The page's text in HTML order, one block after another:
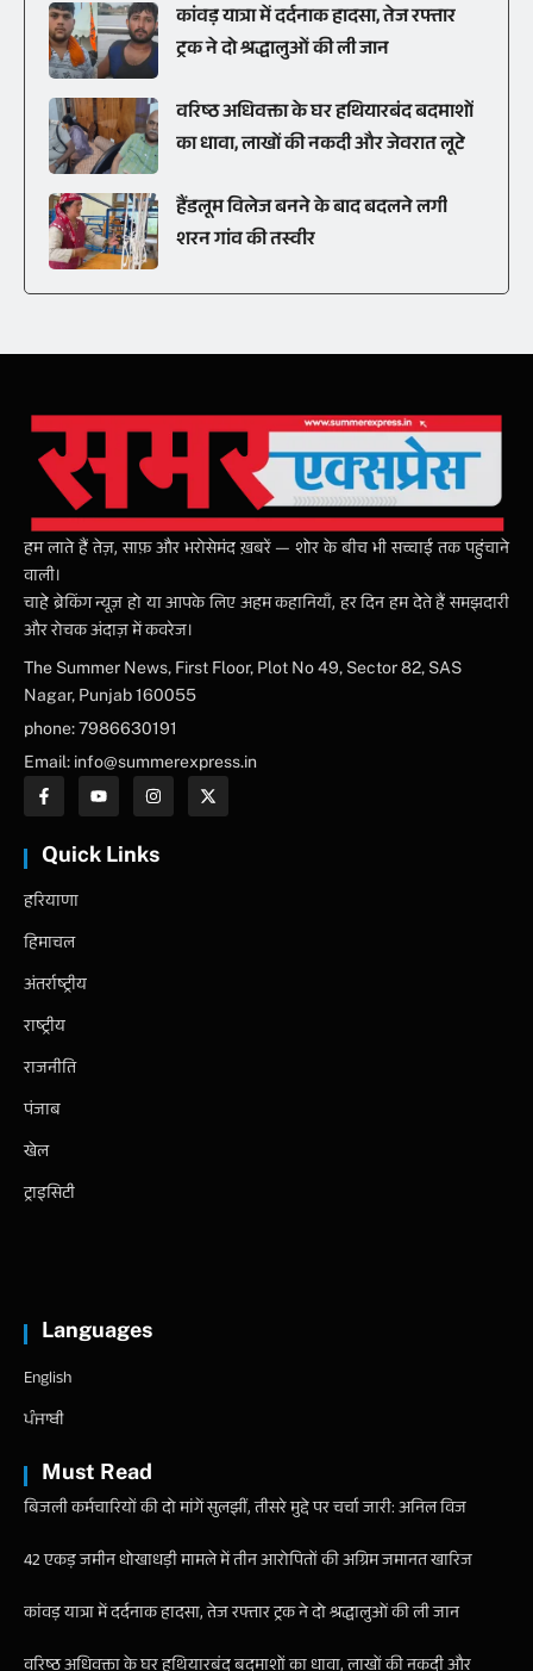
कांवड़ यात्रा में दर्दनाक हादसा, तेज रफ्तार
ट्रक ने दो श्रद्धालुओं की ली जान
वरिष्ठ अधिवक्ता के घर हथियारबंद बदमाशों
का धावा, लाखों की नकदी और जेवरात लूटे
हैंडलूम विलेज बनने के बाद बदलने लगी
शरन गांव की तस्वीर
हम लाते हैं तेज़, साफ़ और भरोसेमंद ख़बरें — शोर के बीच भी सच्चाई तक पहुंचाने
वाली।
चाहे ब्रेकिंग न्यूज़ हो या आपके लिए अहम कहानियाँ, हर दिन हम देते हैं समझदारी
और रोचक अंदाज़ में कवरेज।
The Summer News, First Floor, Plot No 49, Sector 82, SAS
Nagar, Punjab 160055
phone: 7986630191
Email: info@summerexpress.in
Quick Links
हरियाणा
हिमाचल
अंतर्राष्ट्रीय
राष्ट्रीय
राजनीति
पंजाब
खेल
ट्राइसिटी
Languages
English
ਪੰਜਾਬੀ
Must Read
बिजली कर्मचारियों की दो मांगें सुलझीं, तीसरे मुद्दे पर चर्चा जारी: अनिल विज
42 एकड़ जमीन धोखाधड़ी मामले में तीन आरोपितों की अग्रिम जमानत खारिज
कांवड़ यात्रा में दर्दनाक हादसा, तेज रफ्तार ट्रक ने दो श्रद्धालुओं की ली जान